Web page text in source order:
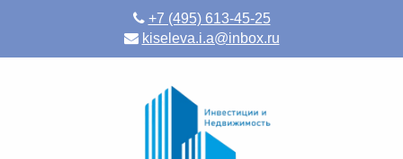
+7 (495) 613-45-25
kiseleva.i.a@inbox.ru